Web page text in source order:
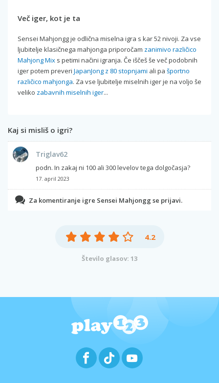
Več iger, kot je ta
Sensei Mahjongg je odlična miselna igra s kar 52 nivoji. Za vse
ljubitelje klasičnega mahjonga priporočam zanimivo različico
Mahjong Mix s petimi načini igranja. Če iščeš še več podobnih
iger potem preveri JapanJong z 80 stopnjami ali pa športno
različico mahjonga. Za vse ljubitelje miselnih iger je na voljo še
veliko zabavnih miselnih iger...
Kaj si misliš o igri?
Triglav62
podn. In zakaj ni 100 ali 300 levelov tega dolgočasja?
17. april 2023
Za komentiranje igre Sensei Mahjongg se prijavi.
4.2
Število glasov: 13